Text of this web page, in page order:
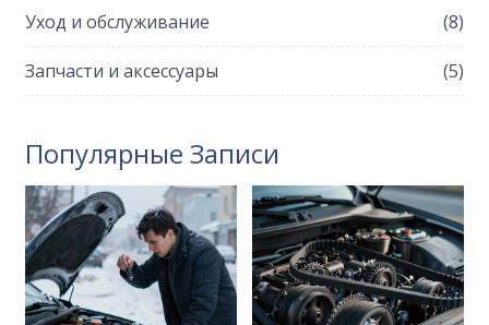
Уход и обслуживание (8)
Запчасти и аксессуары (5)
Популярные Записи